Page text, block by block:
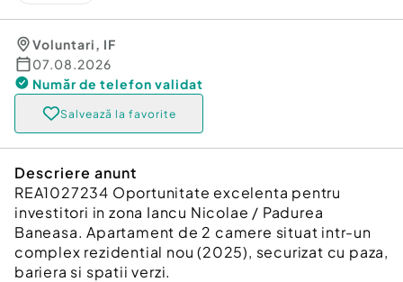
Voluntari, IF
07.08.2026
Număr de telefon validat
Salvează la favorite
Descriere anunt
REA1027234 Oportunitate excelenta pentru
investitori in zona Iancu Nicolae / Padurea
Baneasa. Apartament de 2 camere situat intr-un
complex rezidential nou (2025), securizat cu paza,
bariera si spatii verzi.